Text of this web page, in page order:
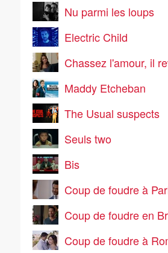
Nu parmi les loups
Electric Child
Chassez l'amour, il
Maddy Etcheban
The Usual suspects
Seuls two
Bis
Coup de foudre à
Coup de foudre en
Coup de foudre à